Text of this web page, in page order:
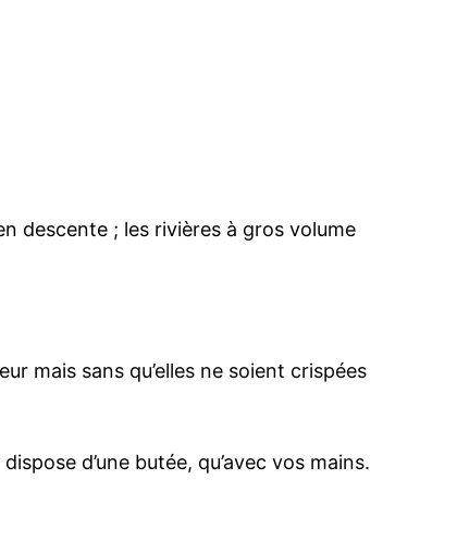
descente ; les rivières à gros volume
mais sans qu’elles ne soient crispées
d’une butée, qu’avec vos mains.